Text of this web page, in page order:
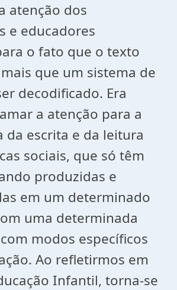
atenção dos
e educadores
o fato que o texto
que um sistema de
decodificado. Era
a atenção para a
da escrita e da leitura
sociais, que só têm
produzidas e
em um determinado
uma determinada
modos específicos
Ao refletirmos em
Infantil, torna-se